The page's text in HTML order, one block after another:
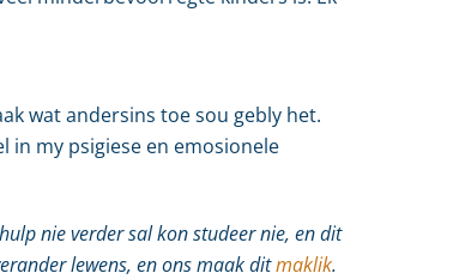
wat andersins toe sou gebly het.
in my psigiese en emosionele
nie verder sal kon studeer nie, en dit
lewens, en ons maak ditmaklik.